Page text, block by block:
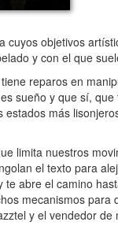
objetivos
y con el que
reparos en
sueño y que sí,
más
limita nuestros
el texto para
abre el camino
mecanismos para
y el vendedor de